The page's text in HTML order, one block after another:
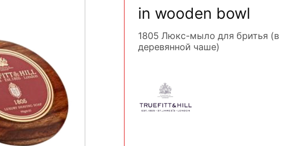
in wooden bowl
1805 Люкс-мыло для бритья (в
деревянной чаше)